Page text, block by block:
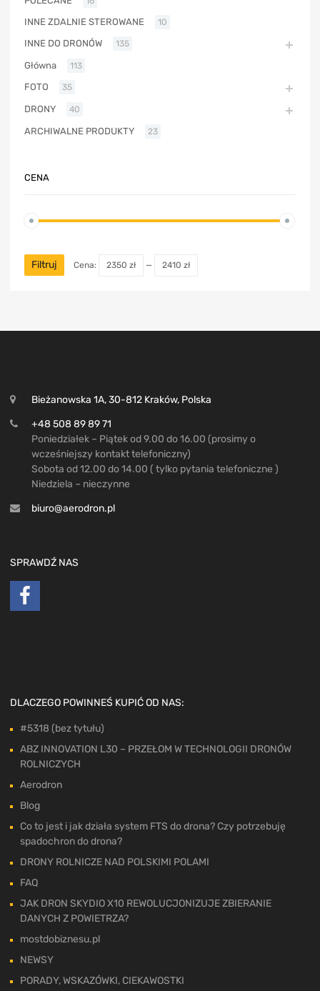
INNE ZDALNIE STEROWANE 10
INNE DO DRONÓW 135
Główna 113
FOTO 35
DRONY 40
ARCHIWALNE PRODUKTY 23
CENA
Filtruj Cena: 2350 zł — 2410 zł
Bieżanowska 1A, 30-812 Kraków, Polska
+48 508 89 89 71
Poniedziałek – Piątek od 9.00 do 16.00 (prosimy o
wcześniejszy kontakt telefoniczny)
Sobota od 12.00 do 14.00 ( tylko pytania telefoniczne )
Niedziela – nieczynne
biuro@aerodron.pl
SPRAWDŹ NAS
DLACZEGO POWINNEŚ KUPIĆ OD NAS:
#5318 (bez tytułu)
ABZ INNOVATION L30 – PRZEŁOM W TECHNOLOGII DRONÓW
ROLNICZYCH
Aerodron
Blog
Co to jest i jak działa system FTS do drona? Czy potrzebuję
spadochron do drona?
DRONY ROLNICZE NAD POLSKIMI POLAMI
FAQ
JAK DRON SKYDIO X10 REWOLUCJONIZUJE ZBIERANIE
DANYCH Z POWIETRZA?
mostdobiznesu.pl
NEWSY
PORADY, WSKAZÓWKI, CIEKAWOSTKI